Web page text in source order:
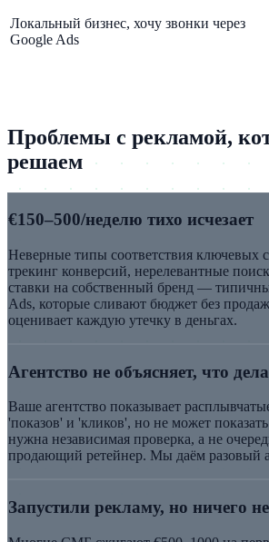
Локальный бизнес, хочу звонки через
Google Ads
Проблемы с рекламой,
решаем
€150–500/неделю тихо исчезает
Неверные типы соответствия ключевых
трекинг конверсий, нерелевантные
ставки на собственный бренд —
Ads, которые сливают бюджет без
оценивает каждую утечку в деньгах.
Агентство не объясняет, что
Ваше агентство показывает
'показов' и 'кликов', но не может
нужна независимая проверка, а не
продающий ретейнер. Мы даём разовый
Запустили рекламу, но ничего